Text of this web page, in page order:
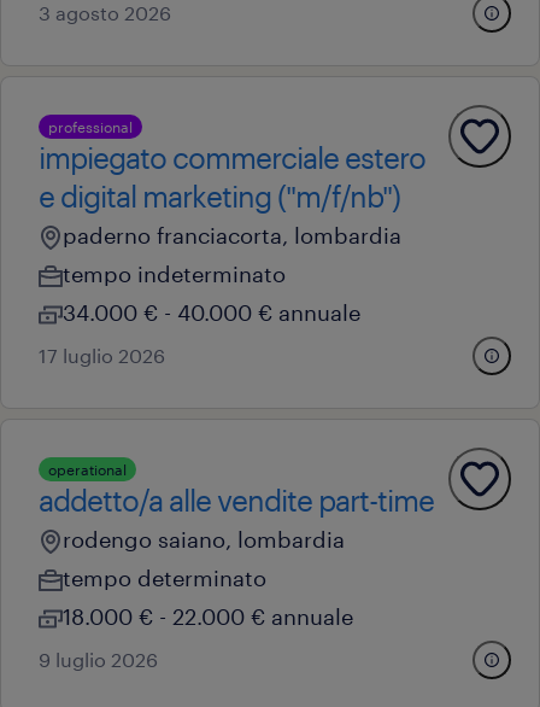
3 agosto 2026
professional
impiegato commerciale estero
e digital marketing ("m/f/nb")
paderno franciacorta, lombardia
tempo indeterminato
34.000 € - 40.000 € annuale
17 luglio 2026
operational
addetto/a alle vendite part-time
rodengo saiano, lombardia
tempo determinato
18.000 € - 22.000 € annuale
9 luglio 2026